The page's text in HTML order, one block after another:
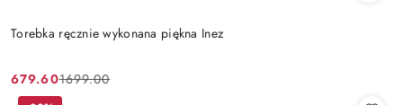
Torebka ręcznie wykonana piękna Inez
Cena
679.60
Cena
1699.00